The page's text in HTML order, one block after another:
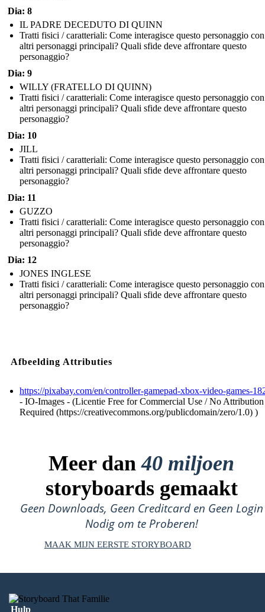
Dia: 8
IL PADRE DECEDUTO DI QUINN
Tratti fisici / caratteriali: Come interagisce questo personaggio
altri personaggi principali? Quali sfide deve affrontare questo
personaggio?
Dia: 9
WILLY (FRATELLO DI QUINN)
Tratti fisici / caratteriali: Come interagisce questo personaggio
altri personaggi principali? Quali sfide deve affrontare questo
personaggio?
Dia: 10
JILL
Tratti fisici / caratteriali: Come interagisce questo personaggio
altri personaggi principali? Quali sfide deve affrontare questo
personaggio?
Dia: 11
GUZZO
Tratti fisici / caratteriali: Come interagisce questo personaggio
altri personaggi principali? Quali sfide deve affrontare questo
personaggio?
Dia: 12
JONES INGLESE
Tratti fisici / caratteriali: Come interagisce questo personaggio
altri personaggi principali? Quali sfide deve affrontare questo
personaggio?
Afbeelding Attributies
https://pixabay.com/en/controller-gamepad-xbox-video-games-
- IO-Images - (Licentie Free for Commercial Use / No Attribution
Required (https://creativecommons.org/publicdomain/zero/1.0) )
Meer dan40 miljoen
storyboards gemaakt
Geen Downloads, Geen Creditcard en Geen Login
Nodig om te Proberen!
MAAK MIJN EERSTE STORYBOARD
Hulp